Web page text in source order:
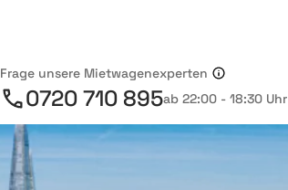
Frage unsere Mietwagenexperten
0720 710 895ab 22:00 - 18:30 Uhr